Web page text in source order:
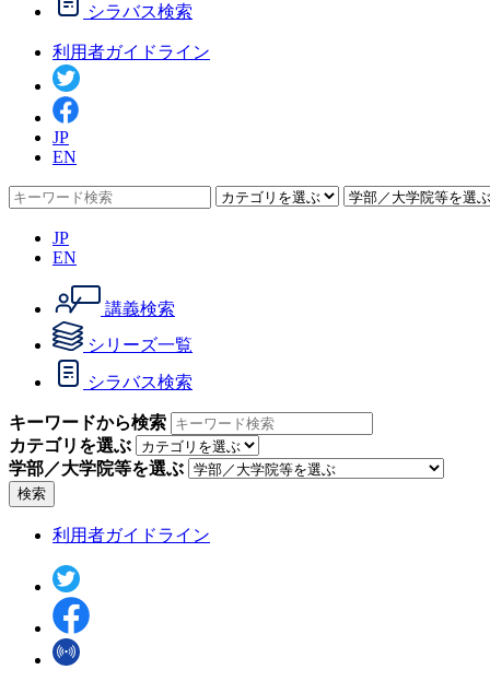
シラバス検索
利用者ガイドライン
JP
EN
JP
EN
講義検索
シリーズ一覧
シラバス検索
キーワードから検索
カテゴリを選ぶ
学部／大学院等を選ぶ
検索
利用者ガイドライン